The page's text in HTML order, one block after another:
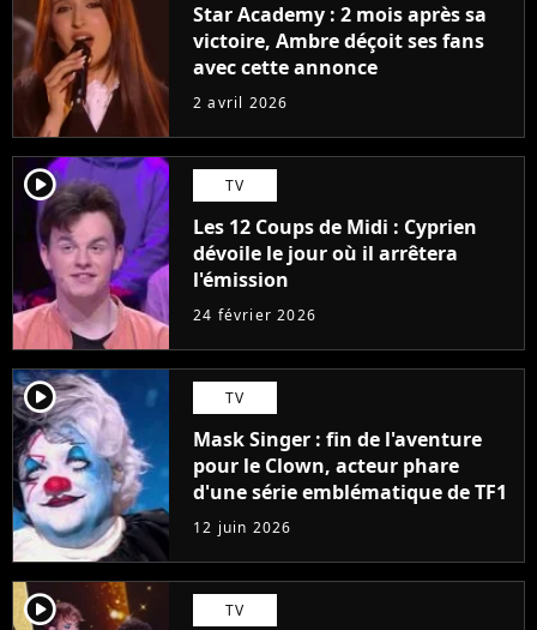
Star Academy : 2 mois après sa
victoire, Ambre déçoit ses fans
avec cette annonce
2 avril 2026
player2 TV
Les 12 Coups de Midi : Cyprien
dévoile le jour où il arrêtera
l'émission
24 février 2026
player2 TV
Mask Singer : fin de l'aventure
pour le Clown, acteur phare
d'une série emblématique de TF1
12 juin 2026
player2 TV